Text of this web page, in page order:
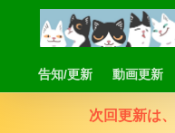
告知/更新 動画更新
次回更新は